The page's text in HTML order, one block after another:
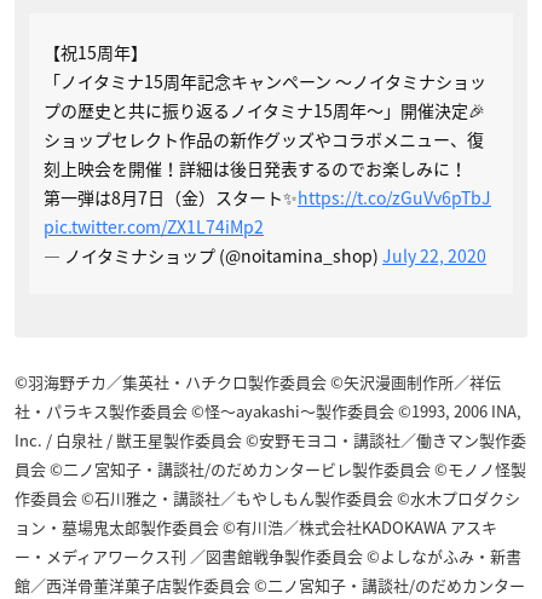
【祝15周年】
「ノイタミナ15周年記念キャンペーン ～ノイタミナショッ
プの歴史と共に振り返るノイタミナ15周年～」開催決定🎉
ショップセレクト作品の新作グッズやコラボメニュー、復
刻上映会を開催！詳細は後日発表するのでお楽しみに！
第一弾は8月7日（金）スタート✨https://t.co/zGuVv6pTbJ
pic.twitter.com/ZX1L74iMp2
— ノイタミナショップ (@noitamina_shop) July 22, 2020
©羽海野チカ／集英社・ハチクロ製作委員会 ©矢沢漫画制作所／祥伝
社・パラキス製作委員会 ©怪～ayakashi～製作委員会 ©1993, 2006 INA,
Inc. / 白泉社 / 獣王星製作委員会 ©安野モヨコ・講談社／働きマン製作委
員会 ©二ノ宮知子・講談社/のだめカンタービレ製作委員会 ©モノノ怪製
作委員会 ©石川雅之・講談社／もやしもん製作委員会 ©水木プロダクシ
ョン・墓場鬼太郎製作委員会 ©有川浩／株式会社KADOKAWA アスキ
ー・メディアワークス刊 ／図書館戦争製作委員会 ©よしながふみ・新書
館／西洋骨董洋菓子店製作委員会 ©二ノ宮知子・講談社/のだめカンター